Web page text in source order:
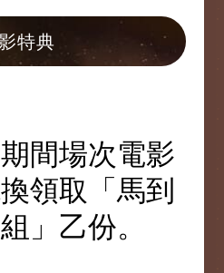
特典
間場次電影
領取「馬到
」乙份。